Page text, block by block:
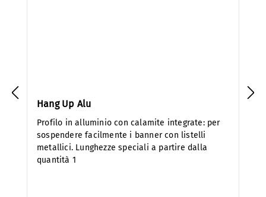
Hang Up Alu
Profilo in alluminio con calamite integrate: per
sospendere facilmente i banner con listelli
metallici. Lunghezze speciali a partire dalla
quantità 1